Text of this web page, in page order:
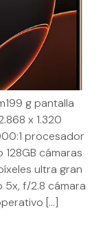
g pantalla
x 1.320
procesador
128GB cámaras
ultra gran
5x, f/2.8 cámara
[…]